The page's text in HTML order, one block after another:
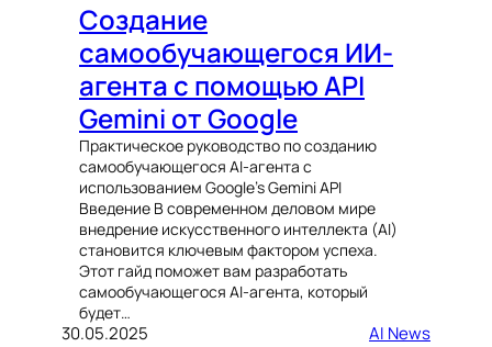
Создание
самообучающегося ИИ-
агента с помощью API
Gemini от Google
Практическое руководство по созданию
самообучающегося AI-агента с
использованием Google’s Gemini API
Введение В современном деловом мире
внедрение искусственного интеллекта (AI)
становится ключевым фактором успеха.
Этот гайд поможет вам разработать
самообучающегося AI-агента, который
будет…
30.05.2025 AI News